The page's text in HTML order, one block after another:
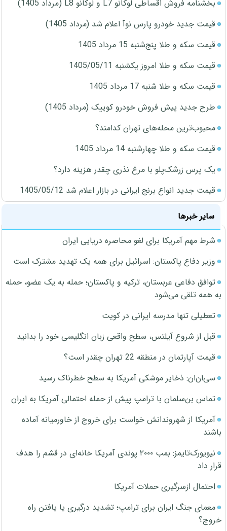
بخشنامه فروش اقساطی لوکانو L7 و لوکانو L8 (مرداد 1405)
قیمت جدید خودرو پارس نوآ اعلام شد (مرداد 1405)
قیمت سکه و طلا پنج‌شنبه 15 مرداد 1405
قیمت سکه و طلا امروز یکشنبه 1405/05/11
قیمت سکه و طلا شنبه 17 مرداد 1405
طرح جدید پیش فروش خودرو کوییک (مرداد 1405)
محبوب‌ترین محله‌های تهران کدامند؟
قیمت سکه و طلا چهارشنبه 14 مرداد 1405
یک پرس زرشک‌پلو با مرغ نذری چقدر هزینه دارد؟
قیمت جدید انواع برنج ایرانی در بازار اعلام شد 1405/05/12
سایر خبرها
شرط مهم آمریکا برای لغو محاصره دریایی ایران
وزیر دفاع پاکستان: اسرائیل برای همه یک تهدید مشترک است
توافق دفاعی عربستان، ترکیه و پاکستان؛ حمله به یک عضو، حمله
به همه تلقی می‌شود
تعطیلی تنها مدرسه ایرانی در کویت
قبل از شروع آیلتس، سطح واقعی زبان انگلیسی خود را بدانید
قیمت آپارتمان در منطقه 22 تهران چقدر است؟
سی‌ان‌ان: ذخایر موشکی آمریکا به سطح خطرناک رسید
تماس بن‌سلمان با ترامپ پیش از حمله احتمالی آمریکا به ایران
آمریکا از شهروندانش خواست برای خروج از خاورمیانه آماده
باشند
نیویورک‌تایمز: بمب ۲۰۰۰ پوندی آمریکا خانه‌ای در قشم را هدف
قرار داد
احتمال ازسرگیری حملات آمریکا
معمای جنگ ایران برای ترامپ؛ تشدید درگیری یا یافتن راه
خروج؟